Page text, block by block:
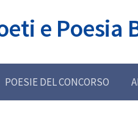
e Poesia
POESIE DEL CONCORSO